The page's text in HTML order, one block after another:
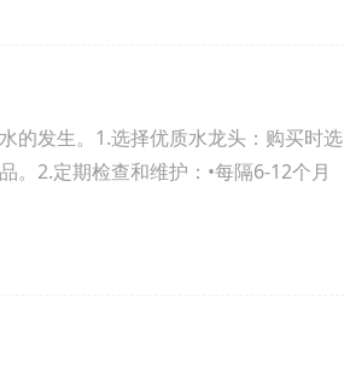
的发生。1.选择优质水龙头：购买时选
。2.定期检查和维护：•每隔6-12个月